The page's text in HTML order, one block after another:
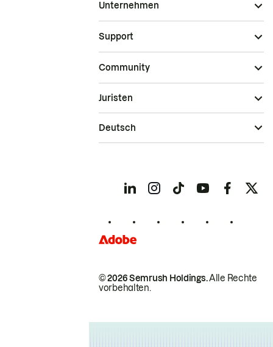
Unternehmen
Support
Community
© 2026 Semrush Holdings.Alle Rechte
vorbehalten.
Juristen
Deutsch